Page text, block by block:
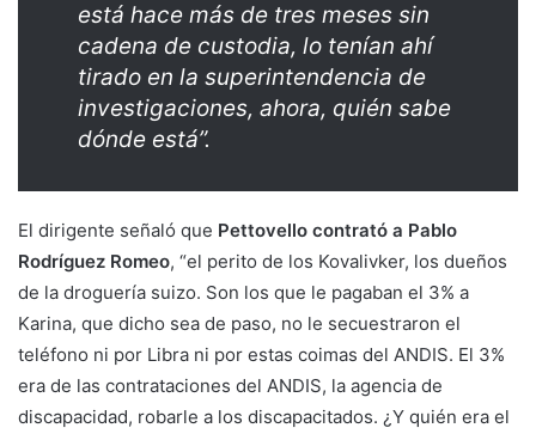
está hace más de tres meses sin
cadena de custodia, lo tenían ahí
tirado en la superintendencia de
investigaciones, ahora, quién sabe
dónde está”.
El dirigente señaló que Pettovello contrató a Pablo
Rodríguez Romeo, “el perito de los Kovalivker, los dueños
de la droguería suizo. Son los que le pagaban el 3% a
Karina, que dicho sea de paso, no le secuestraron el
teléfono ni por Libra ni por estas coimas del ANDIS. El 3%
era de las contrataciones del ANDIS, la agencia de
discapacidad, robarle a los discapacitados. ¿Y quién era el